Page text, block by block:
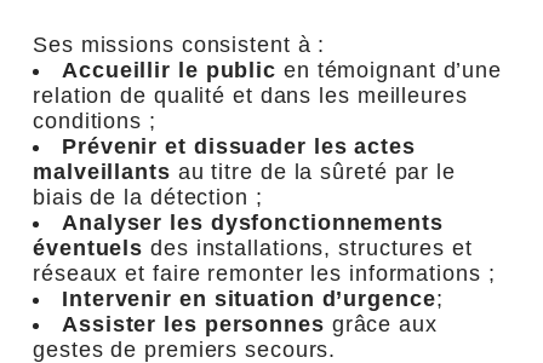
Ses missions consistent à :
Accueillir le public en témoignant d’une
relation de qualité et dans les meilleures
conditions ;
Prévenir et dissuader les actes
malveillants au titre de la sûreté par le
biais de la détection ;
Analyser les dysfonctionnements
éventuels des installations, structures et
réseaux et faire remonter les informations ;
Intervenir en situation d’urgence;
Assister les personnes grâce aux
gestes de premiers secours.